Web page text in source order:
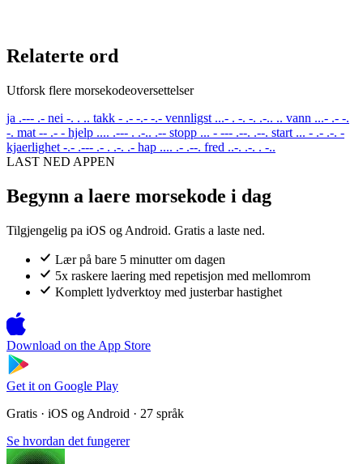
Relaterte ord
Utforsk flere morsekodeoversettelser
ja .--- .- nei -. . .. takk - .- -.- -.- vennligst ...- . -. -. .-.. .. vann ...- .- -.
-. mat -- .- - hjelp .... .--- . .-.. .-- stopp ... - --- .--. .--. start ... - .- .-. -
kjaerlighet -.- .--- .- . .-. .- hap .... .- .--. fred ..-. .-. . -..
LAST NED APPEN
Begynn a laere morsekode i dag
Tilgjengelig pa iOS og Android. Gratis a laste ned.
Lær på bare 5 minutter om dagen
5x raskere laering med repetisjon med mellomrom
Komplett lydverktoy med justerbar hastighet
Download on the App Store
Get it on Google Play
Gratis · iOS og Android · 27 språk
Se hvordan det fungerer